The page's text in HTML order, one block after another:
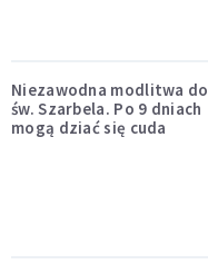
Niezawodna modlitwa do
św. Szarbela. Po 9 dniach
mogą dziać się cuda